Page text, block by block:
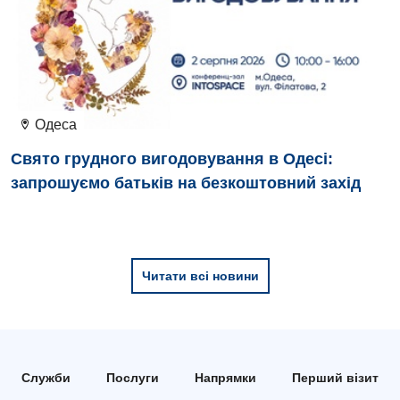
Відділення інтенсивної терапії
Відділення кардіосудинної патології та неврології
Відділення невідкладних станів
Гастроентерологія
Гематологія
Гінекологічне відділення
Дерматовенерологія
Кардіологія
Одеса
Свято грудного вигодовування в Одесі:
запрошуємо батьків на безкоштовний захід
Читати всі новини
Служби Послуги Напрямки Перший візит